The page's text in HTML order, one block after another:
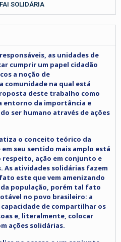
SOLIDÁRIA
as unidades de
cumprir um papel cidadão
a noção de
comunidade na qual está
deste trabalho como
da importância e
ser humano através de ações
o conceito teórico da
seu sentido mais amplo está
ação em conjunto e
As atividades solidárias fazem
este que vem amenizando
população, porém tal fato
no povo brasileiro: a
de compartilhar os
e, literalmente, colocar
ações solidárias.